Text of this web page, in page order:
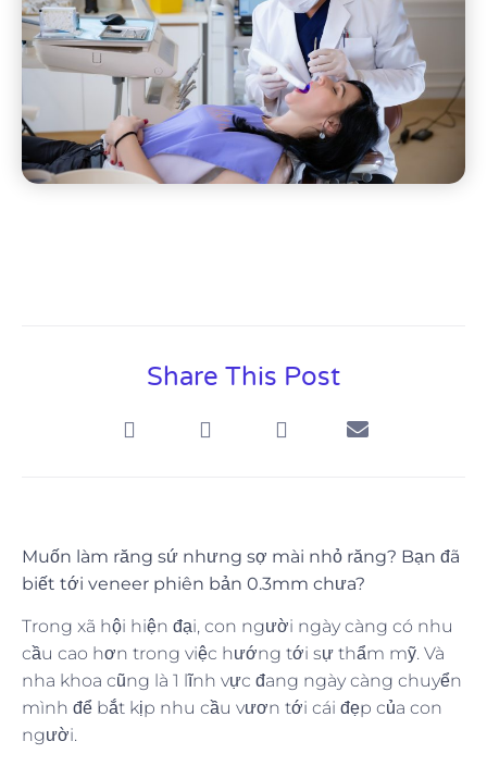
Share This Post
Muốn làm răng sứ nhưng sợ mài nhỏ răng? Bạn đã
biết tới veneer phiên bản 0.3mm chưa?
Trong xã hội hiện đại, con người ngày càng có nhu
cầu cao hơn trong việc hướng tới sự thẩm mỹ. Và
nha khoa cũng là 1 lĩnh vực đang ngày càng chuyển
mình để bắt kịp nhu cầu vươn tới cái đẹp của con
người.